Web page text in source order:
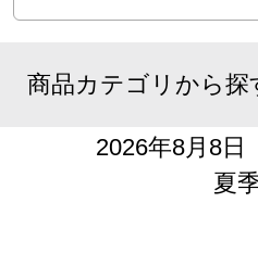
商品カテゴリから探
2026年8月8日
夏